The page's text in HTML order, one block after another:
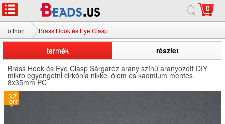
0
otthon Brass Hook és Eye Clasp
termék
részlet
Brass Hook és Eye Clasp Sárgaréz arany színű aranyozott DIY
mikro egyengetni cirkónia nikkel ólom és kadmium mentes
8x35mm PC